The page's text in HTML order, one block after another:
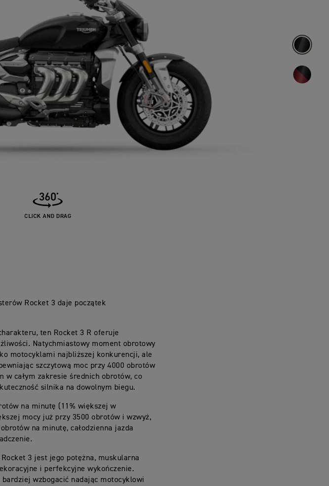
CLICK AND DRAG
Rocket 3 daje początek
ten Rocket 3 R oferuje
Natychmiastowy moment obrotowy
motocyklami najbliższej konkurencji, ale
szczytową moc przy 4000 obrotów
w całym zakresie średnich obrotów, co
silnika na dowolnym biegu.
na minutę (11% większej w
mocy już przy 3500 obrotów i wzwyż,
na minutę, całodzienna jazda
3 jest jego potężna, muskularna
i perfekcyjne wykończenie.
wzbogacić nadając motocyklowi